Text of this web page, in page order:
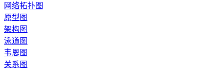
网络拓扑图
原型图
架构图
泳道图
韦恩图
关系图